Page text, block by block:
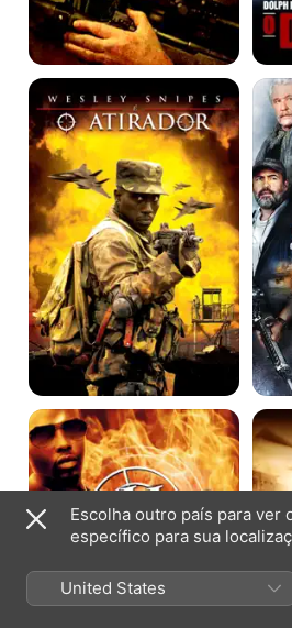
O
Atirador
O
Final
A
Arte
Da
Guerra
3
O
Mais
do
Escolha outro país para ver
específico para sua
United States